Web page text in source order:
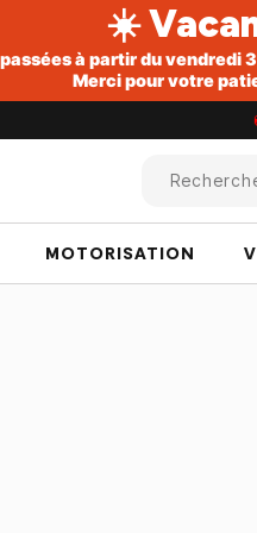
☀️
à partir du vendredi
Merci pour votre
MOTORISATION